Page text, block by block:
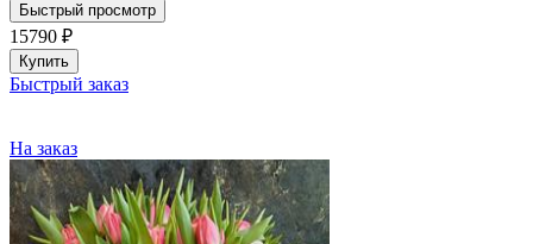
Быстрый просмотр
15790 ₽
Купить
Быстрый заказ
На заказ